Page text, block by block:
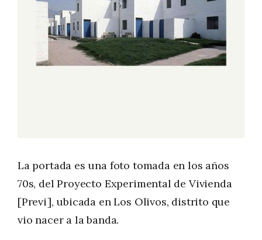
La portada es una foto tomada en los años
70s, del Proyecto Experimental de Vivienda
[Previ], ubicada en Los Olivos, distrito que
vio nacer a la banda.